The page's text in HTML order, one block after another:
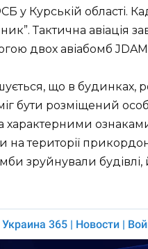
у Курській області.
Тактична авіація
двох авіабомб
що в будинках,
бути розміщений
характерними
території
зруйнували